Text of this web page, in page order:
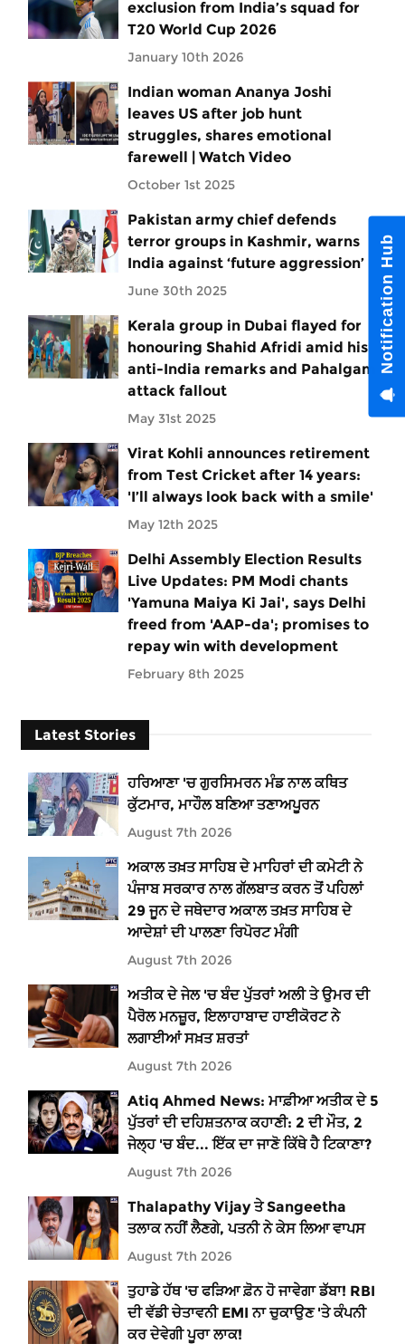
exclusion from India’s squad for
T20 World Cup 2026
January 10th 2026
Indian woman Ananya Joshi
leaves US after job hunt
struggles, shares emotional
farewell | Watch Video
October 1st 2025
Pakistan army chief defends
terror groups in Kashmir, warns
India against ‘future aggression’
June 30th 2025
Kerala group in Dubai flayed for
honouring Shahid Afridi amid his
anti-India remarks and Pahalgam
attack fallout
May 31st 2025
Virat Kohli announces retirement
from Test Cricket after 14 years:
'I’ll always look back with a smile'
May 12th 2025
Delhi Assembly Election Results
Live Updates: PM Modi chants
'Yamuna Maiya Ki Jai', says Delhi
freed from 'AAP-da'; promises to
repay win with development
February 8th 2025
Latest Stories
ਹਰਿਆਣਾ 'ਚ ਗੁਰਸਿਮਰਨ ਮੰਡ ਨਾਲ ਕਥਿਤ
ਕੁੱਟਮਾਰ, ਮਾਹੌਲ ਬਣਿਆ ਤਣਾਅਪੂਰਨ
August 7th 2026
ਅਕਾਲ ਤਖ਼ਤ ਸਾਹਿਬ ਦੇ ਮਾਹਿਰਾਂ ਦੀ ਕਮੇਟੀ ਨੇ
ਪੰਜਾਬ ਸਰਕਾਰ ਨਾਲ ਗੱਲਬਾਤ ਕਰਨ ਤੋਂ ਪਹਿਲਾਂ
29 ਜੂਨ ਦੇ ਜਥੇਦਾਰ ਅਕਾਲ ਤਖ਼ਤ ਸਾਹਿਬ ਦੇ
ਆਦੇਸ਼ਾਂ ਦੀ ਪਾਲਣਾ ਰਿਪੋਰਟ ਮੰਗੀ
August 7th 2026
ਅਤੀਕ ਦੇ ਜੇਲ 'ਚ ਬੰਦ ਪੁੱਤਰਾਂ ਅਲੀ ਤੇ ਉਮਰ ਦੀ
ਪੈਰੋਲ ਮਨਜ਼ੂਰ, ਇਲਾਹਾਬਾਦ ਹਾਈਕੋਰਟ ਨੇ
ਲਗਾਈਆਂ ਸਖ਼ਤ ਸ਼ਰਤਾਂ
August 7th 2026
Atiq Ahmed News: ਮਾਫ਼ੀਆ ਅਤੀਕ ਦੇ 5
ਪੁੱਤਰਾਂ ਦੀ ਦਹਿਸ਼ਤਨਾਕ ਕਹਾਣੀ: 2 ਦੀ ਮੌਤ, 2
ਜੇਲ੍ਹ 'ਚ ਬੰਦ... ਇੱਕ ਦਾ ਜਾਣੋ ਕਿੱਥੇ ਹੈ ਟਿਕਾਣਾ?
August 7th 2026
Thalapathy Vijay ਤੇ Sangeetha
ਤਲਾਕ ਨਹੀਂ ਲੈਣਗੇ, ਪਤਨੀ ਨੇ ਕੇਸ ਲਿਆ ਵਾਪਸ
August 7th 2026
ਤੁਹਾਡੇ ਹੱਥ 'ਚ ਫੜਿਆ ਫ਼ੋਨ ਹੋ ਜਾਵੇਗਾ ਡੱਬਾ! RBI
ਦੀ ਵੱਡੀ ਚੇਤਾਵਨੀ EMI ਨਾ ਚੁਕਾਉਣ 'ਤੇ ਕੰਪਨੀ
ਕਰ ਦੇਵੇਗੀ ਪੂਰਾ ਲਾਕ!
Notification Hub